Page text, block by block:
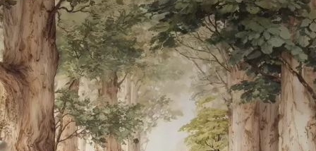
Peel and Stick
81 .6749.00€/m²